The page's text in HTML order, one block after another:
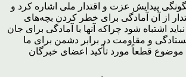
پیدایش عزت و اقتدار ملی اشاره کرد و
از آن آمادگی برای خطر کردن بچه‌های
اشتباه شود چراکه آنها با آمادگی برای جان
و مقاومت در برابر دشمن برای ما
موضوع قطعاً مورد تأکید اعضای خبرگان